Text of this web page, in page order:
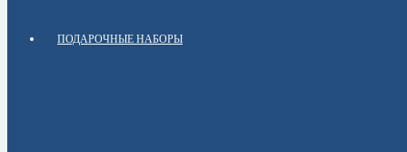
ПОДАРОЧНЫЕ НАБОРЫ